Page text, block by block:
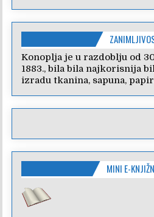
Konoplja je u razdoblju od
1883., bila bila najkorisnija
izradu tkanina, sapuna,
MINI E-